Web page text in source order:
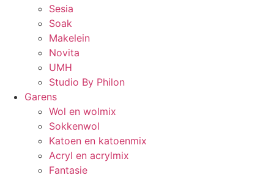
Sesia
Soak
Makelein
Novita
UMH
Studio By Philon
Garens
Wol en wolmix
Sokkenwol
Katoen en katoenmix
Acryl en acrylmix
Fantasie